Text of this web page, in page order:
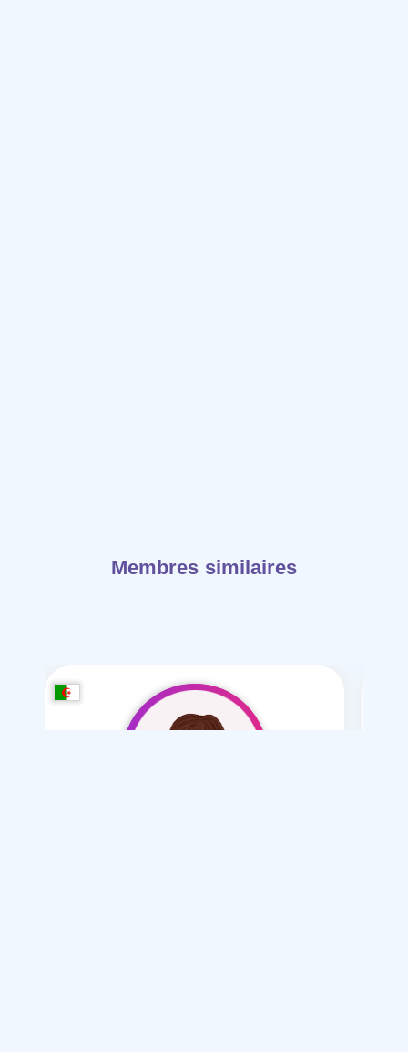
Membres similaires